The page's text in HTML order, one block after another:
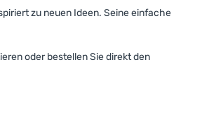
zu neuen Ideen. Seine einfache
oder bestellen Sie direkt den